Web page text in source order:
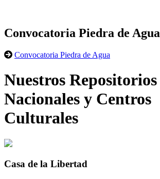
Convocatoria Piedra de Agua
Convocatoria Piedra de Agua
Nuestros Repositorios
Nacionales y Centros
Culturales
Casa de la Libertad